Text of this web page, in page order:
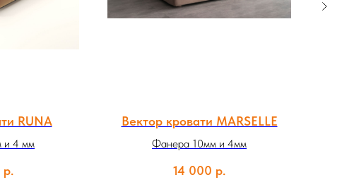
RUNA
и 4 мм
р.
Вектор кровати MARSELLE
Фанера 10мм и 4мм
14 000 р.